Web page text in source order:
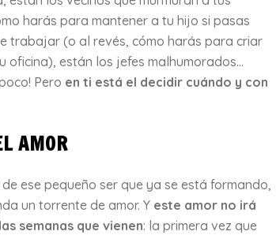
harás para mantener a tu hijo si pasas
trabajar (o al revés, cómo harás para criar
oficina), están los jefes malhumorados…
Pero en ti está el decidir cuándo y con
AMOR
ese pequeño ser que ya se está formando,
un torrente de amor. Y este amor no irá
semanas que vienen: la primera vez que